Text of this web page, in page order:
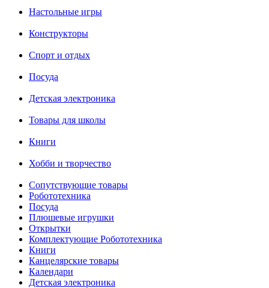
Настольные игры
Конструкторы
Спорт и отдых
Посуда
Детская электроника
Товары для школы
Книги
Хобби и творчество
Сопутствующие товары
Робототехника
Посуда
Плюшевые игрушки
Открытки
Комплектующие Робототехника
Книги
Канцелярские товары
Календари
Детская электроника